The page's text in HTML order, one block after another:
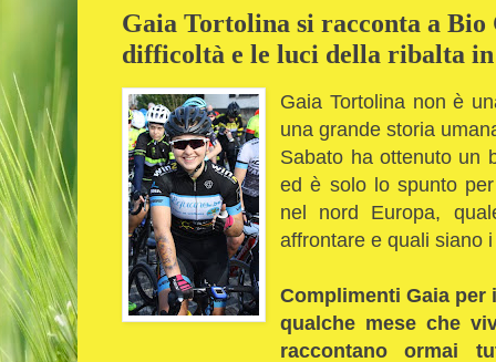
Gaia Tortolina si racconta a
difficoltà e le luci della ribalta
Gaia Tortolina non è
una grande storia
Sabato ha ottenuto un
ed è solo lo spunto
nel nord Europa,
affrontare e quali siano
Complimenti Gaia per
qualche mese che
raccontano ormai